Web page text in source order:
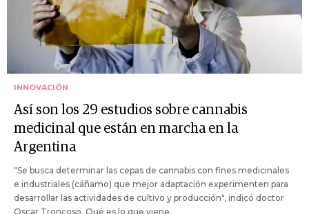
INNOVACIÓN
Así son los 29 estudios sobre cannabis
medicinal que están en marcha en la
Argentina
"Se busca determinar las cepas de cannabis con fines medicinales
e industriales (cáñamo) que mejor adaptación experimenten para
desarrollar las actividades de cultivo y producción", indicó doctor
Oscar Troncoso. Qué es lo que viene.